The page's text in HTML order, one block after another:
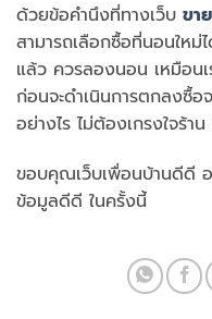
ด้วยข้อคำนึงที่ทางเว็บ ขา
สามารถเลือกซื้อที่นอนให
แล้ว ควรลองนอน เหมือน
ก่อนจะดำเนินการตกลงซื้อ
อย่างไร ไม่ต้องเกรงใจร้า
ขอบคุณเว็บเพื่อนบ้านดีดี
ข้อมูลดีดี ในครั้งนี้